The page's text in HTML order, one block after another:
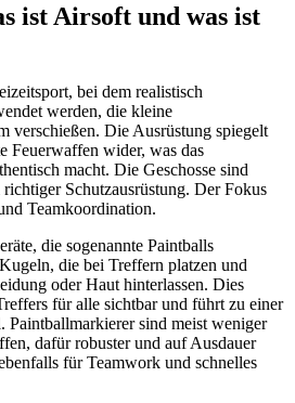
ist Airsoft und was ist
bei dem realistisch
werden, die kleine
verschießen. Die Ausrüstung spiegelt
Feuerwaffen wider, was das
macht. Die Geschosse sind
Schutzausrüstung. Der Fokus
Teamkoordination.
die sogenannte Paintballs
die bei Treffern platzen und
oder Haut hinterlassen. Dies
für alle sichtbar und führt zu einer
Paintballmarkierer sind meist weniger
dafür robuster und auf Ausdauer
für Teamwork und schnelles